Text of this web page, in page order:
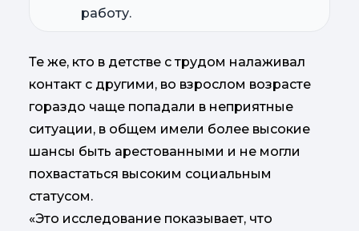
работу.
Те же, кто в детстве с трудом налаживал
контакт с другими, во взрослом возрасте
гораздо чаще попадали в неприятные
ситуации, в общем имели более высокие
шансы быть арестованными и не могли
похвастаться высоким социальным
статусом.
«Это исследование показывает, что